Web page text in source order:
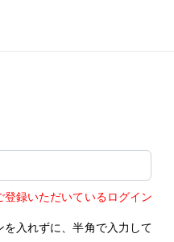
録いただいているログイン
入れずに、半角で入力して